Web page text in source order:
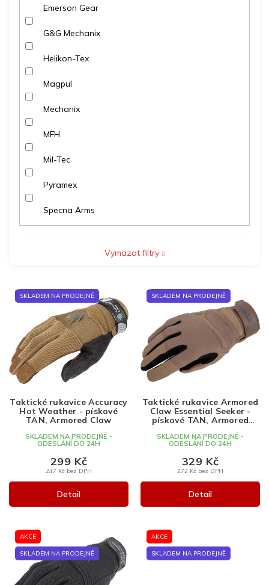
Emerson Gear
G&G Mechanix
Helikon-Tex
Magpul
Mechanix
MFH
Mil-Tec
Pyramex
Specna Arms
Vymazat filtry
V
p
r
u
SKLADEM NA PRODEJNĚ
Taktické rukavice Accuracy
Hot Weather - pískové
TAN, Armored Claw
SKLADEM NA PRODEJNĚ -
ODESLÁNÍ DO 24H
247 Kč bez DPH
299 Kč
Detail
SKLADEM NA PRODEJNĚ
Taktické rukavice Armored
Claw Essential Seeker -
pískové TAN, Armored
SKLADEM NA PRODEJNĚ -
ODESLÁNÍ DO 24H
272 Kč bez DPH
329 Kč
Detail
AKCE
SKLADEM NA PRODEJNĚ
AKCE
SKLADEM NA PRODEJNĚ